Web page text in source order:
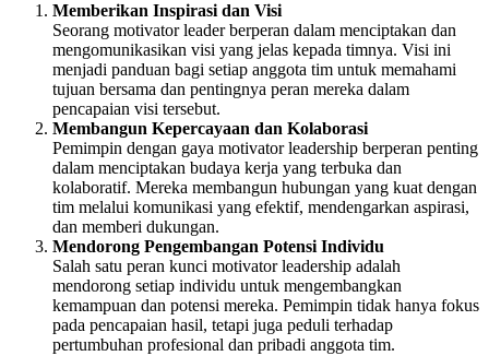
Memberikan Inspirasi dan Visi
Seorang motivator leader berperan dalam menciptakan dan
mengomunikasikan visi yang jelas kepada timnya. Visi ini
menjadi panduan bagi setiap anggota tim untuk memahami
tujuan bersama dan pentingnya peran mereka dalam
pencapaian visi tersebut.
Membangun Kepercayaan dan Kolaborasi
Pemimpin dengan gaya motivator leadership berperan penting
dalam menciptakan budaya kerja yang terbuka dan
kolaboratif. Mereka membangun hubungan yang kuat dengan
tim melalui komunikasi yang efektif, mendengarkan aspirasi,
dan memberi dukungan.
Mendorong Pengembangan Potensi Individu
Salah satu peran kunci motivator leadership adalah
mendorong setiap individu untuk mengembangkan
kemampuan dan potensi mereka. Pemimpin tidak hanya fokus
pada pencapaian hasil, tetapi juga peduli terhadap
pertumbuhan profesional dan pribadi anggota tim.